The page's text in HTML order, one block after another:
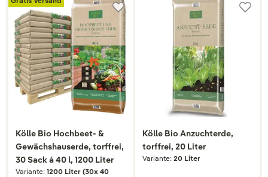
Kölle Bio Hochbeet- &
Gewächshauserde, torffrei,
30 Sack á 40 l, 1200 Liter
Variante: 1200 Liter (30x 40
Kölle Bio Anzuchterde,
torffrei, 20 Liter
Variante: 20 Liter